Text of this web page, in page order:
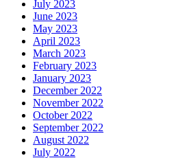
July 2023
June 2023
May 2023
April 2023
March 2023
February 2023
January 2023
December 2022
November 2022
October 2022
September 2022
August 2022
July 2022